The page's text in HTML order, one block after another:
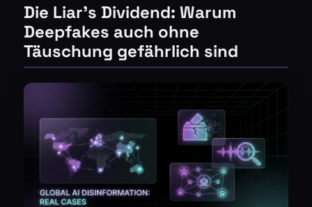
Die Liar’s Dividend: Warum
Deepfakes auch ohne
Täuschung gefährlich sind